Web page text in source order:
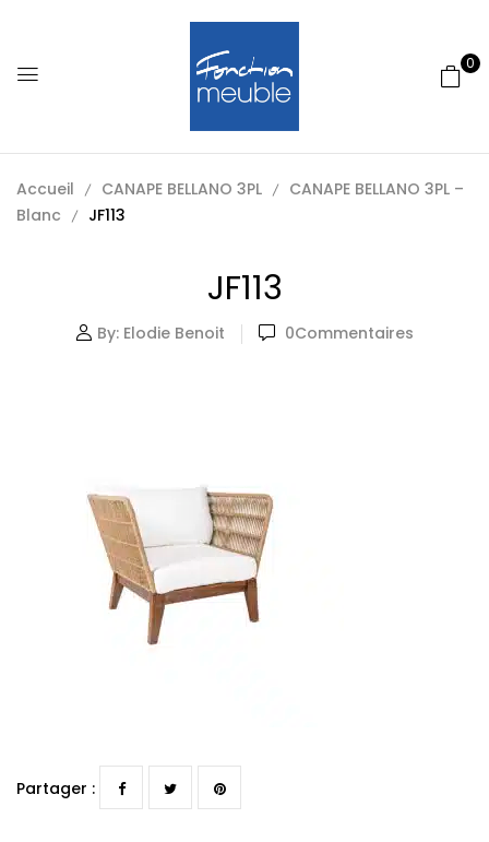
0
Accueil CANAPE BELLANO 3PL
CANAPE BELLANO 3PL –
Blanc
JF113
JF113
By: Elodie Benoit 0Commentaires
Partager :